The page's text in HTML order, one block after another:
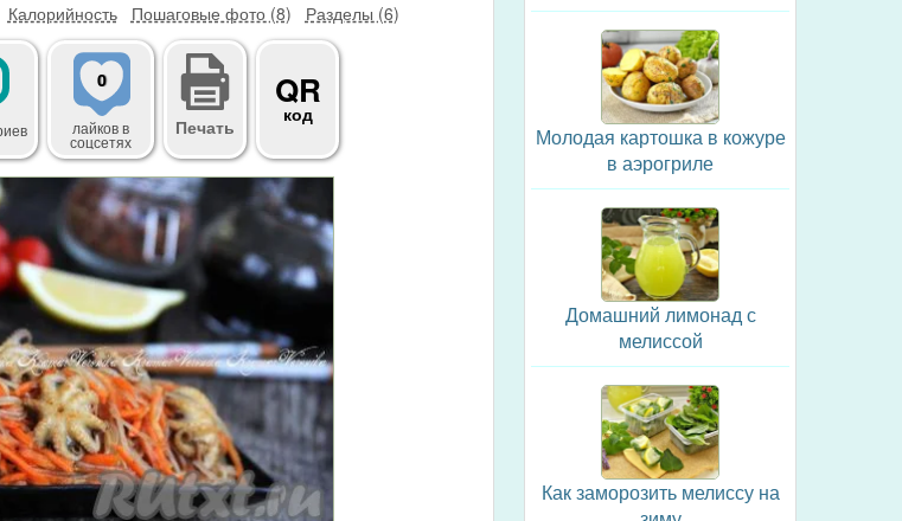
Калорийность Пошаговые фото (8) Разделы (6)
0
лайковв
соцсетях
Печать
QR
код
Молодая картошка в кожуре
в аэрогриле
Домашний лимонад с
мелиссой
Как заморозить мелиссу на